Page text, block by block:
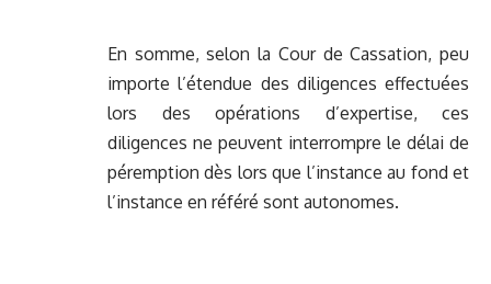
En somme, selon la Cour de Cassation, peu
importe l’étendue des diligences effectuées
lors des opérations d’expertise, ces
diligences ne peuvent interrompre le délai de
péremption dès lors que l’instance au fond et
l’instance en référé sont autonomes.